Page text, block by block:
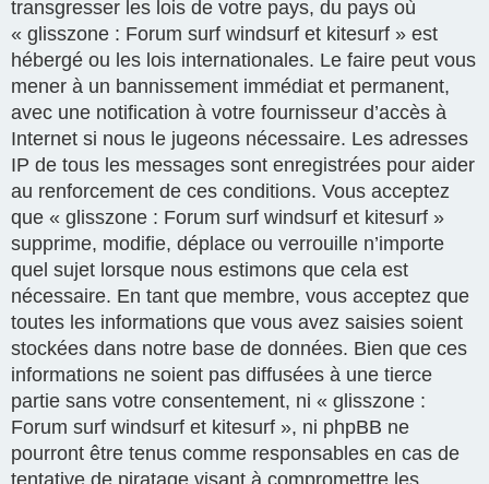
transgresser les lois de votre pays, du pays où
« glisszone : Forum surf windsurf et kitesurf » est
hébergé ou les lois internationales. Le faire peut vous
mener à un bannissement immédiat et permanent,
avec une notification à votre fournisseur d’accès à
Internet si nous le jugeons nécessaire. Les adresses
IP de tous les messages sont enregistrées pour aider
au renforcement de ces conditions. Vous acceptez
que « glisszone : Forum surf windsurf et kitesurf »
supprime, modifie, déplace ou verrouille n’importe
quel sujet lorsque nous estimons que cela est
nécessaire. En tant que membre, vous acceptez que
toutes les informations que vous avez saisies soient
stockées dans notre base de données. Bien que ces
informations ne soient pas diffusées à une tierce
partie sans votre consentement, ni « glisszone :
Forum surf windsurf et kitesurf », ni phpBB ne
pourront être tenus comme responsables en cas de